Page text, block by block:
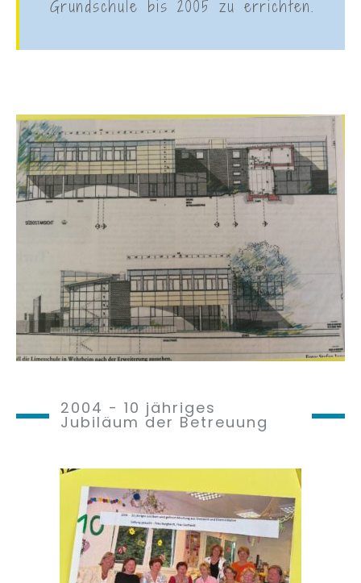
Grundschule bis 2005 zu errichten.
2004 - 10 jähriges
Jubiläum der Betreuung